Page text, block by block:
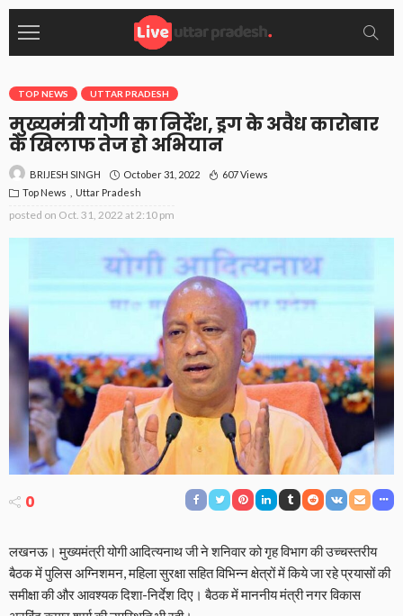
TOP NEWS UTTAR PRADESH
मुख्यमंत्री योगी का निर्देश, ड्रग के अवैध कारोबार
के खिलाफ तेज हो अभियान
BRIJESH SINGH October 31, 2022
607 Views
Top News
Uttar Pradesh
posted on Oct. 31, 2022 at 2:10 pm
0
लखनऊ। मुख्यमंत्री योगी आदित्यनाथ जी ने शनिवार को गृह विभाग की उच्चस्तरीय
बैठक में पुलिस अग्निशमन, महिला सुरक्षा सहित विभिन्न क्षेत्रों में किये जा रहे प्रयासों की
समीक्षा की और आवश्यक दिशा-निर्देश दिए। बैठक में माननीय मंत्री नगर विकास